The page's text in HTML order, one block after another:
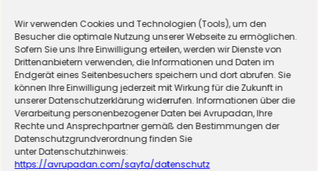
Almanya zorunlu askerliğe hazırlanıyor! Sivil
hizmet için düğmeye basıldı
Wir verwenden Cookies und Technologien (Tools), um den
Besucher die optimale Nutzung unserer Webseite zu ermöglichen.
Sofern Sie uns Ihre Einwilligung erteilen, werden wir Dienste von
Drittenanbietern verwenden, die Informationen und Daten im
Endgerät eines Seitenbesuchers speichern und dort abrufen. Sie
können Ihre Einwilligung jederzeit mit Wirkung für die Zukunft in
unserer Datenschutzerklärung widerrufen. Informationen über die
Verarbeitung personenbezogener Daten bei Avrupadan, Ihre
Rechte und Ansprechpartner gemäß den Bestimmungen der
Datenschutzgrundverordnung finden Sie
unter Datenschutzhinweis:
https://avrupadan.com/sayfa/datenschutz